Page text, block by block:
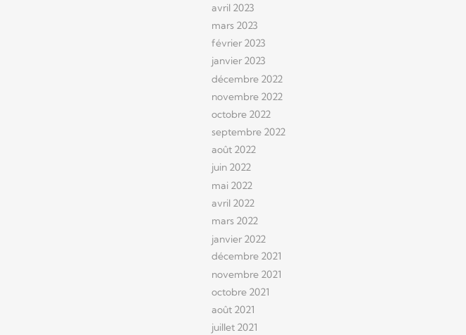
avril 2023
mars 2023
février 2023
janvier 2023
décembre 2022
novembre 2022
octobre 2022
septembre 2022
août 2022
juin 2022
mai 2022
avril 2022
mars 2022
janvier 2022
décembre 2021
novembre 2021
octobre 2021
août 2021
juillet 2021